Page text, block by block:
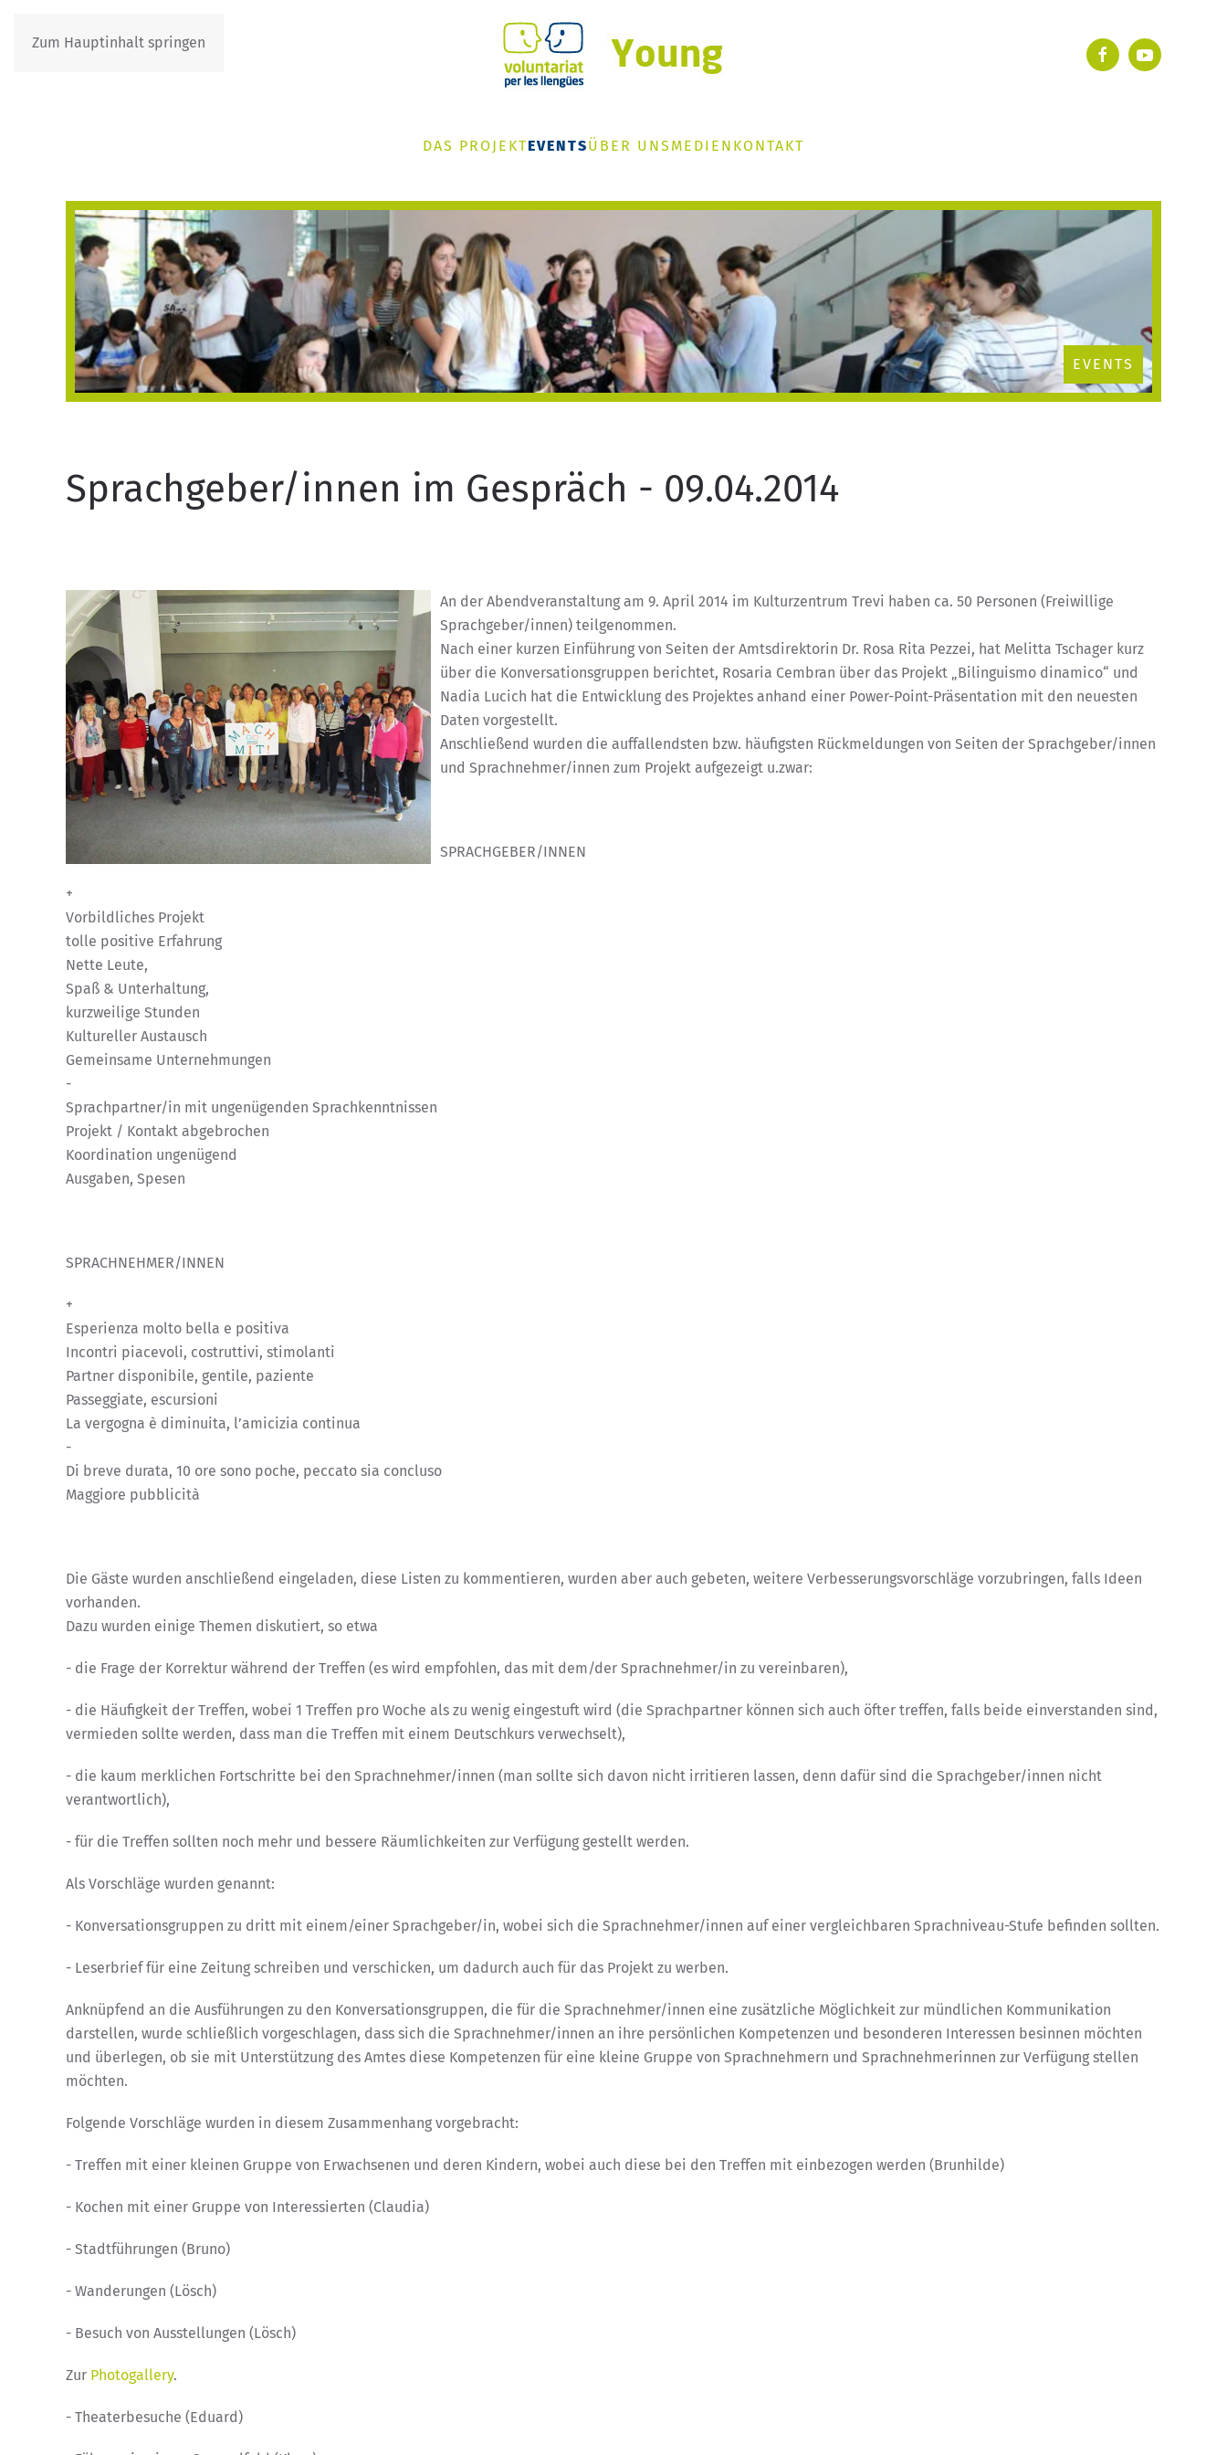
Zum Hauptinhalt springen
DAS PROJEKTEVENTSÜBER UNS MEDIEN KONTAKT
EVENTS
Sprachgeber/innen im Gespräch - 09.04.2014
An der Abendveranstaltung am 9. April 2014 im Kulturzentrum Trevi haben ca. 50 Personen (Freiwillige
Sprachgeber/innen) teilgenommen.
Nach einer kurzen Einführung von Seiten der Amtsdirektorin Dr. Rosa Rita Pezzei, hat Melitta Tschager kurz
über die Konversationsgruppen berichtet, Rosaria Cembran über das Projekt „Bilinguismo dinamico“ und
Nadia Lucich hat die Entwicklung des Projektes anhand einer Power-Point-Präsentation mit den neuesten
Daten vorgestellt.
Anschließend wurden die auffallendsten bzw. häufigsten Rückmeldungen von Seiten der Sprachgeber/innen
und Sprachnehmer/innen zum Projekt aufgezeigt u.zwar:
SPRACHGEBER/INNEN
+
Vorbildliches Projekt
tolle positive Erfahrung
Nette Leute,
Spaß & Unterhaltung,
kurzweilige Stunden
Kultureller Austausch
Gemeinsame Unternehmungen
-
Sprachpartner/in mit ungenügenden Sprachkenntnissen
Projekt / Kontakt abgebrochen
Koordination ungenügend
Ausgaben, Spesen
SPRACHNEHMER/INNEN
+
Esperienza molto bella e positiva
Incontri piacevoli, costruttivi, stimolanti
Partner disponibile, gentile, paziente
Passeggiate, escursioni
La vergogna è diminuita, l’amicizia continua
-
Di breve durata, 10 ore sono poche, peccato sia concluso
Maggiore pubblicità
Die Gäste wurden anschließend eingeladen, diese Listen zu kommentieren, wurden aber auch gebeten, weitere Verbesserungsvorschläge vorzubringen, falls Ideen
vorhanden.
Dazu wurden einige Themen diskutiert, so etwa
- die Frage der Korrektur während der Treffen (es wird empfohlen, das mit dem/der Sprachnehmer/in zu vereinbaren),
- die Häufigkeit der Treffen, wobei 1 Treffen pro Woche als zu wenig eingestuft wird (die Sprachpartner können sich auch öfter treffen, falls beide einverstanden sind,
vermieden sollte werden, dass man die Treffen mit einem Deutschkurs verwechselt),
- die kaum merklichen Fortschritte bei den Sprachnehmer/innen (man sollte sich davon nicht irritieren lassen, denn dafür sind die Sprachgeber/innen nicht
verantwortlich),
- für die Treffen sollten noch mehr und bessere Räumlichkeiten zur Verfügung gestellt werden.
Als Vorschläge wurden genannt:
- Konversationsgruppen zu dritt mit einem/einer Sprachgeber/in, wobei sich die Sprachnehmer/innen auf einer vergleichbaren Sprachniveau-Stufe befinden sollten.
- Leserbrief für eine Zeitung schreiben und verschicken, um dadurch auch für das Projekt zu werben.
Anknüpfend an die Ausführungen zu den Konversationsgruppen, die für die Sprachnehmer/innen eine zusätzliche Möglichkeit zur mündlichen Kommunikation
darstellen, wurde schließlich vorgeschlagen, dass sich die Sprachnehmer/innen an ihre persönlichen Kompetenzen und besonderen Interessen besinnen möchten
und überlegen, ob sie mit Unterstützung des Amtes diese Kompetenzen für eine kleine Gruppe von Sprachnehmern und Sprachnehmerinnen zur Verfügung stellen
möchten.
Folgende Vorschläge wurden in diesem Zusammenhang vorgebracht:
- Treffen mit einer kleinen Gruppe von Erwachsenen und deren Kindern, wobei auch diese bei den Treffen mit einbezogen werden (Brunhilde)
- Kochen mit einer Gruppe von Interessierten (Claudia)
- Stadtführungen (Bruno)
- Wanderungen (Lösch)
- Besuch von Ausstellungen (Lösch)
Zur Photogallery.
- Theaterbesuche (Eduard)